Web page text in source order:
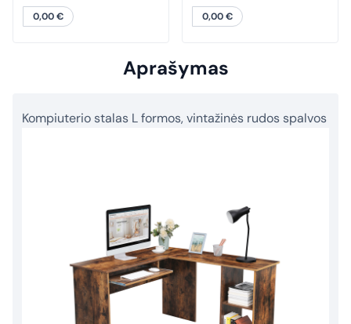
0,00€ 0,00€
Aprašymas
Kompiuterio stalas L formos, vintažinės rudos spalvos